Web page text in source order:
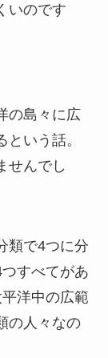
いのです
の島々に広
いう話。
せんでし
類で4つに分
すべてがあ
洋中の広範
の人々なの